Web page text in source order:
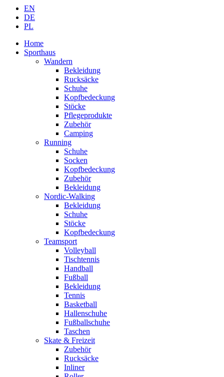
EN
DE
PL
Home
Sporthaus
Wandern
Bekleidung
Rucksäcke
Schuhe
Kopfbedeckung
Stöcke
Pflegeprodukte
Zubehör
Camping
Running
Schuhe
Socken
Kopfbedeckung
Zubehör
Bekleidung
Nordic-Walking
Bekleidung
Schuhe
Stöcke
Kopfbedeckung
Teamsport
Volleyball
Tischtennis
Handball
Fußball
Bekleidung
Tennis
Basketball
Hallenschuhe
Fußballschuhe
Taschen
Skate & Freizeit
Zubehör
Rucksäcke
Inliner